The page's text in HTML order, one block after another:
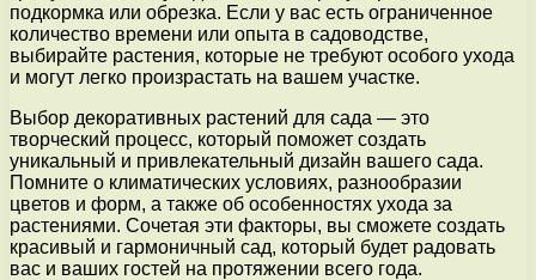
подкормка или обрезка. Если у вас есть ограниченное
количество времени или опыта в садоводстве,
выбирайте растения, которые не требуют особого ухода
и могут легко произрастать на вашем участке.
Выбор декоративных растений для сада — это
творческий процесс, который поможет создать
уникальный и привлекательный дизайн вашего сада.
Помните о климатических условиях, разнообразии
цветов и форм, а также об особенностях ухода за
растениями. Сочетая эти факторы, вы сможете создать
красивый и гармоничный сад, который будет радовать
вас и ваших гостей на протяжении всего года.